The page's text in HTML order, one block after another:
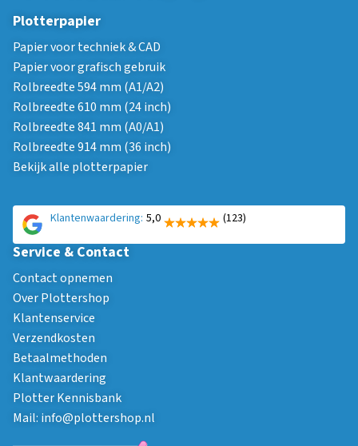
Plotterpapier
Papier voor techniek & CAD
Papier voor grafisch gebruik
Rolbreedte 594 mm (A1/A2)
Rolbreedte 610 mm (24 inch)
Rolbreedte 841 mm (A0/A1)
Rolbreedte 914 mm (36 inch)
Bekijk alle plotterpapier
Klantenwaardering: 5,0 (123)
Service & Contact
Contact opnemen
Over Plottershop
Klantenservice
Verzendkosten
Betaalmethoden
Klantwaardering
Plotter Kennisbank
Mail: info@plottershop.nl